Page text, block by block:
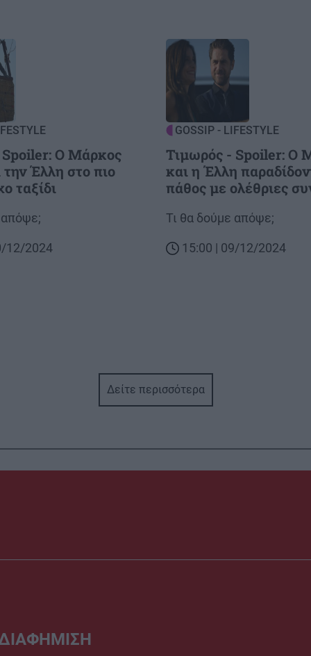
Ο Μάρκος
την Έλλη στο πιο
ταξίδι
απόψε;
12/2024
Image
GOSSIP - LIFESTYLE
Τιμωρός - Spoiler: Ο
και η Έλλη
πάθος με ολέθριες
Body
Τι θα δούμε απόψε;
15:00 | 09/12/2024
Δείτε περισσότερα